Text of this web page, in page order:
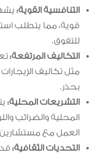
التنافسية القوية:
قوية، مما يتطلب
للتفوق.
التكاليف المرتفعة:
مثل تكاليف
بحذر.
التشريعات المحلية:
المحلية والضرائب
العمل مع مستشارين
التحديات الثقافية: